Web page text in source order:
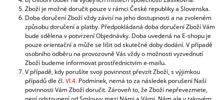
Zboží je možné doručit pouze v rámci České republiky a Slovenska.
Doba doručení Zboží vždy závisí na jeho dostupnosti a na zvoleném
způsobu doručení a platby. Předpokládaná doba doručení Zboží Vám
bude sdělena v potvrzení Objednávky. Doba uvedená na E-shopu je
pouze orientační a může se lišit od skutečné doby dodání. V případě
osobního odběru na provozovně Vás vždy o možnosti vyzvednutí
Zboží budeme informovat prostřednictvím e-mailu.
V případě, kdy porušíte svoji povinnost převzít Zboží, s výjimkou
případů dle čl.VI.4. Podmínek, nemá to za následek porušení Naší
povinnosti Vám Zboží doručit. Zároveň to, že Zboží nepřevezmete,